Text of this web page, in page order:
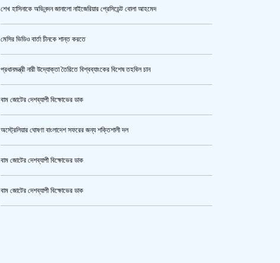
ক্যামেরার টান আজও অটুট, মঞ্চ-সিনেমা
এসএসসি ও সমমানের পরীক্ষার ফলাফল ১০
শেখ হাসিনাকে অভিনন্দন জানালো নাইজেরিয়ার প্রেসিডেন্ট বোলা আহমেদ
মেসির ভিডিও বার্তা চীনকে শান্ত করতে
প্রধানমন্ত্রী নারী উদ্যোক্তা তৈরিতে বিশ্বব্যাংকের বিশেষ তহবিল চান
বাম জোটের দেশব্যাপী বিক্ষোভের ডাক
অস্ট্রেলিয়ার ঘোষণা বাংলাদেশ সফরের জন্য শক্তিশালী দল
বাম জোটের দেশব্যাপী বিক্ষোভের ডাক
বাম জোটের দেশব্যাপী বিক্ষোভের ডাক